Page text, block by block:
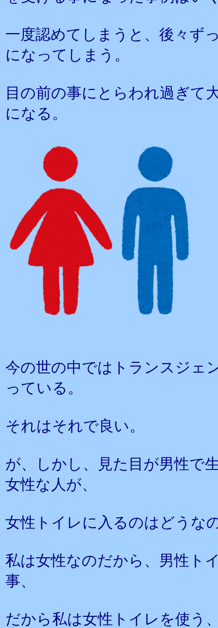
一度認めてしまうと、後々ず
になってしまう。
目の前の事にとらわれ過ぎて
になる。
今の世の中ではトランスジェ
っている。
それはそれで良い。
が、しかし、見た目が男性で
女性な人が、
女性トイレに入るのはどうな
私は女性なのだから、男性ト
事、
だから私は女性トイレを使う